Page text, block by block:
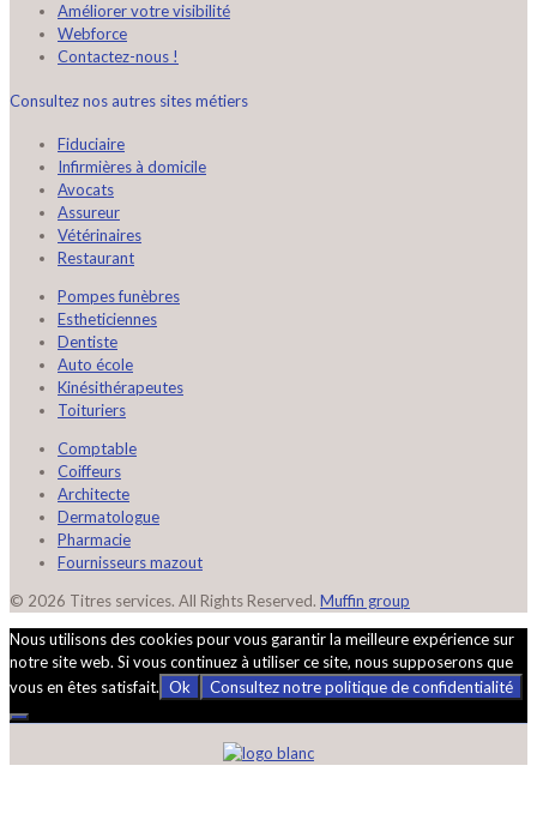
Améliorer votre visibilité
Webforce
Contactez-nous !
Consultez nos autres sites métiers
Fiduciaire
Infirmières à domicile
Avocats
Assureur
Vétérinaires
Restaurant
Pompes funèbres
Estheticiennes
Dentiste
Auto école
Kinésithérapeutes
Toituriers
Comptable
Coiffeurs
Architecte
Dermatologue
Pharmacie
Fournisseurs mazout
© 2026 Titres services. All Rights Reserved. Muffin group
Nous utilisons des cookies pour vous garantir la meilleure expérience sur
notre site web. Si vous continuez à utiliser ce site, nous supposerons que
vous en êtes satisfait. Ok Consultez notre politique de confidentialité